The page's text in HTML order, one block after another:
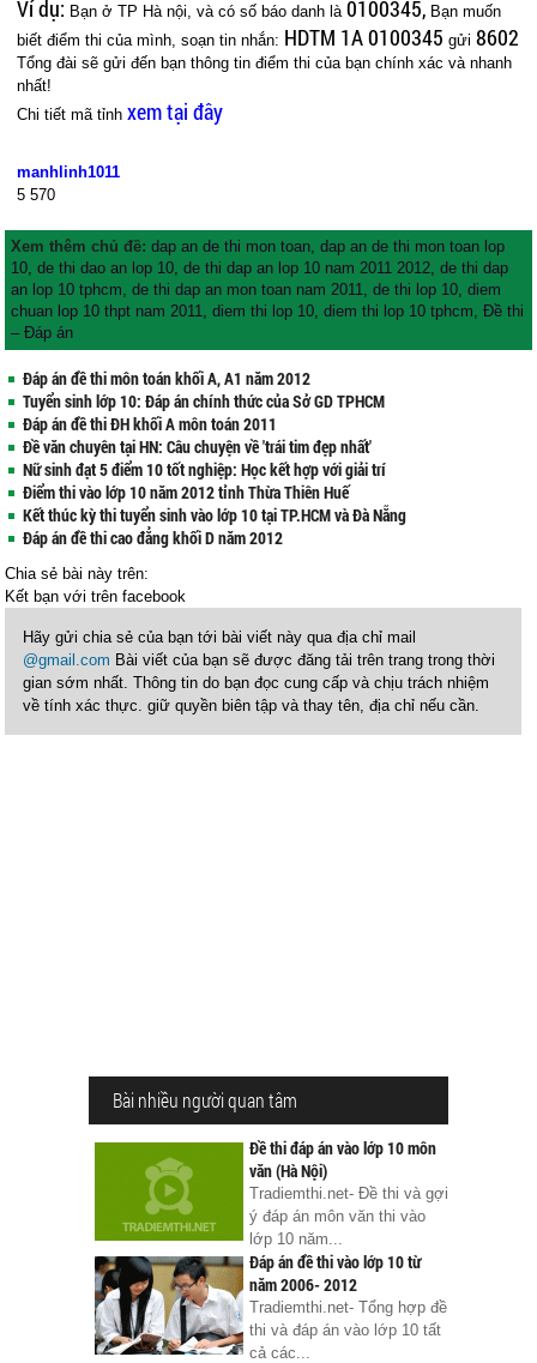
Ví dụ: Bạn ở TP Hà nội, và có số báo danh là0100345, Bạn muốn
biết điểm thi của mình, soạn tin nhắn: HDTM 1A 0100345 gửi8602
Tổng đài sẽ gửi đến bạn thông tin điểm thi của bạn chính xác và nhanh
nhất!
Chi tiết mã tỉnh xem tại đây
manhlinh1011
5 570
Xem thêm chủ đề:dap an de thi mon toan,dap an de thi mon toan lop
10,de thi dao an lop 10,de thi dap an lop 10 nam 2011 2012,de thi dap
an lop 10 tphcm,de thi dap an mon toan nam 2011,de thi lop 10,diem
chuan lop 10 thpt nam 2011,diem thi lop 10,diem thi lop 10 tphcm,Đề thi
– Đáp án
Đáp án đề thi môn toán khối A, A1 năm 2012
Tuyển sinh lớp 10: Đáp án chính thức của Sở GD TPHCM
Đáp án đề thi ĐH khối A môn toán 2011
Đề văn chuyên tại HN: Câu chuyện về 'trái tim đẹp nhất'
Nữ sinh đạt 5 điểm 10 tốt nghiệp: Học kết hợp với giải trí
Điểm thi vào lớp 10 năm 2012 tỉnh Thừa Thiên Huế
Kết thúc kỳ thi tuyển sinh vào lớp 10 tại TP.HCM và Đà Nẵng
Đáp án đề thi cao đẳng khối D năm 2012
Chia sẻ bài này trên:
Kết bạn vớitrên facebook
Hãy gửi chia sẻ của bạn tới bài viết này qua địa chỉ mail
@gmail.com Bài viết của bạn sẽ được đăng tải trên trang trong thời
gian sớm nhất. Thông tin do bạn đọc cung cấp và chịu trách nhiệm
về tính xác thực. giữ quyền biên tập và thay tên, địa chỉ nếu cần.
Bài nhiều người quan tâm
Đề thi đáp án vào lớp 10 môn
văn (Hà Nội)
Tradiemthi.net- Đề thi và gợi
ý đáp án môn văn thi vào
lớp 10 năm...
Đáp án đề thi vào lớp 10 từ
năm 2006- 2012
Tradiemthi.net- Tổng hợp đề
thi và đáp án vào lớp 10 tất
cả các...